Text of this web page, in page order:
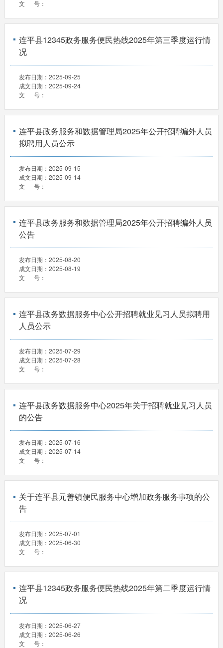
文 号：
连平县12345政务服务便民热线2025年第三季度运行情
况
发布日期： 2025-09-25
成文日期： 2025-09-24
文 号：
连平县政务服务和数据管理局2025年公开招聘编外人员
拟聘用人员公示
发布日期： 2025-09-15
成文日期： 2025-09-14
文 号：
连平县政务服务和数据管理局2025年公开招聘编外人员
公告
发布日期： 2025-08-20
成文日期： 2025-08-19
文 号：
连平县政务数据服务中心公开招聘就业见习人员拟聘用
人员公示
发布日期： 2025-07-29
成文日期： 2025-07-28
文 号：
连平县政务数据服务中心2025年关于招聘就业见习人员
的公告
发布日期： 2025-07-16
成文日期： 2025-07-14
文 号：
关于连平县元善镇便民服务中心增加政务服务事项的公
告
发布日期： 2025-07-01
成文日期： 2025-06-30
文 号：
连平县12345政务服务便民热线2025年第二季度运行情
况
发布日期： 2025-06-27
成文日期： 2025-06-26
文 号：